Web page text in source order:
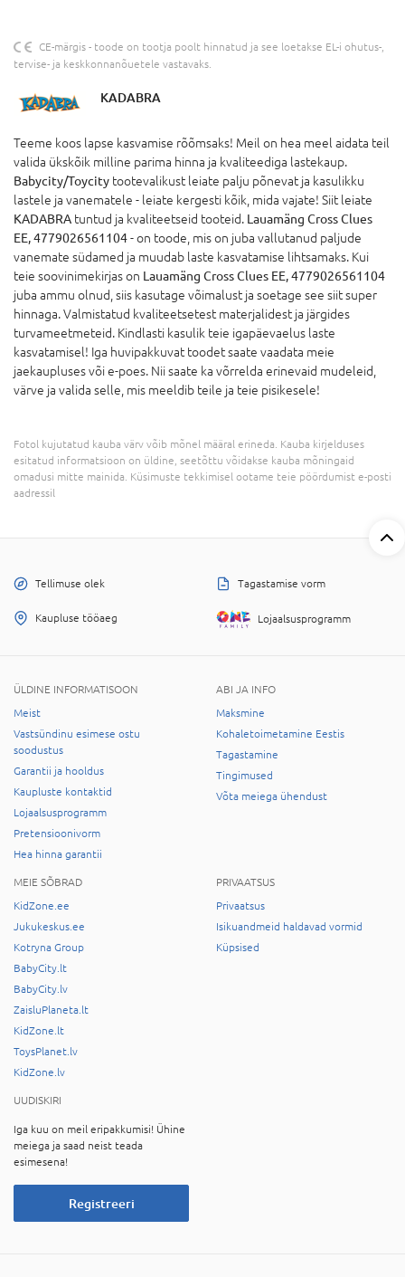
CE-märgis - toode on tootja poolt hinnatud ja see loetakse EL-i ohutus-,
tervise- ja keskkonnanõuetele vastavaks.
KADABRA
Teeme koos lapse kasvamise rõõmsaks! Meil on hea meel aidata teil
valida ükskõik milline parima hinna ja kvaliteediga lastekaup.
Babycity/Toycity tootevalikust leiate palju põnevat ja kasulikku
lastele ja vanematele - leiate kergesti kõik, mida vajate! Siit leiate
KADABRA tuntud ja kvaliteetseid tooteid. Lauamäng Cross Clues
EE, 4779026561104- on toode, mis on juba vallutanud paljude
vanemate südamed ja muudab laste kasvatamise lihtsamaks. Kui
teie soovinimekirjas on Lauamäng Cross Clues EE, 4779026561104
juba ammu olnud, siis kasutage võimalust ja soetage see siit super
hinnaga. Valmistatud kvaliteetsetest materjalidest ja järgides
turvameetmeteid. Kindlasti kasulik teie igapäevaelus laste
kasvatamisel! Iga huvipakkuvat toodet saate vaadata meie
jaekaupluses või e-poes. Nii saate ka võrrelda erinevaid mudeleid,
värve ja valida selle, mis meeldib teile ja teie pisikesele!
Fotol kujutatud kauba värv võib mõnel määral erineda. Kauba kirjelduses
esitatud informatsioon on üldine, seetõttu võidakse kauba mõningaid
omadusi mitte mainida. Küsimuste tekkimisel ootame teie pöördumist e-posti
aadressil
Tellimuse olek Tagastamise vorm
Kaupluse tööaeg Lojaalsusprogramm
ÜLDINE INFORMATISOON
Meist
Vastsündinu esimese ostu
soodustus
Garantii ja hooldus
Kaupluste kontaktid
Lojaalsusprogramm
Pretensioonivorm
Hea hinna garantii
ABI JA INFO
Maksmine
Kohaletoimetamine Eestis
Tagastamine
Tingimused
Võta meiega ühendust
MEIE SÕBRAD
KidZone.ee
Jukukeskus.ee
Kotryna Group
BabyCity.lt
BabyCity.lv
ZaisluPlaneta.lt
KidZone.lt
ToysPlanet.lv
KidZone.lv
PRIVAATSUS
Privaatsus
Isikuandmeid haldavad vormid
Küpsised
UUDISKIRI
Iga kuu on meil eripakkumisi! Ühine
meiega ja saad neist teada
esimesena!
Registreeri